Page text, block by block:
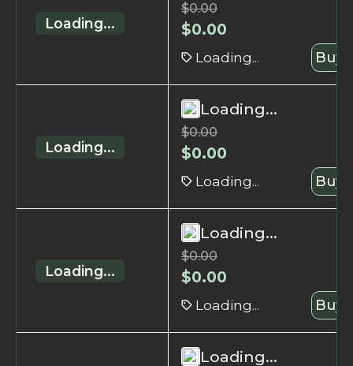
Loading...
$0.00
$0.00
Loading... Buy
Loading...
Loading...
$0.00
$0.00
Loading... Buy
Loading...
Loading...
$0.00
$0.00
Loading... Buy
Loading...